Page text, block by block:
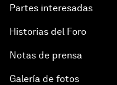
Partes interesadas
Historias del Foro
Notas de prensa
Galería de fotos